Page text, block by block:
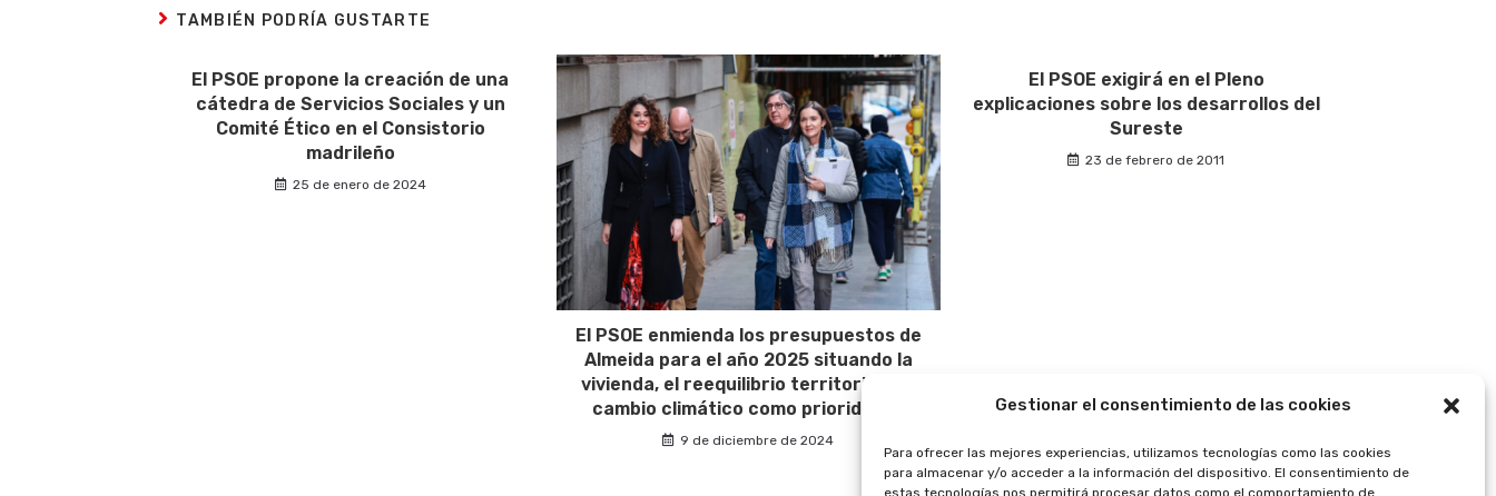
Gestionar el consentimiento de las cookies
Para ofrecer las mejores experiencias, utilizamos tecnologías como las cookies
para almacenar y/o acceder a la información del dispositivo. El consentimiento de
estas tecnologías nos permitirá procesar datos como el comportamiento de
TAMBIÉN PODRÍA GUSTARTE
El PSOE propone la creación de una
cátedra de Servicios Sociales y un
Comité Ético en el Consistorio
madrileño
25 de enero de 2024
El PSOE enmienda los presupuestos de
Almeida para el año 2025 situando la
vivienda, el reequilibrio territorial y el
cambio climático como prioridades
9 de diciembre de 2024
El PSOE exigirá en el Pleno
explicaciones sobre los desarrollos del
Sureste
23 de febrero de 2011